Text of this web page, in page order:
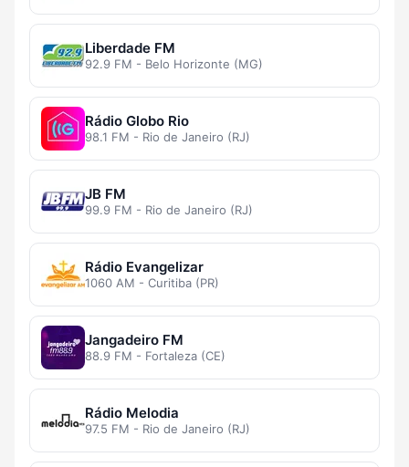
Liberdade FM
92.9 FM - Belo Horizonte (MG)
Rádio Globo Rio
98.1 FM - Rio de Janeiro (RJ)
JB FM
99.9 FM - Rio de Janeiro (RJ)
Rádio Evangelizar
1060 AM - Curitiba (PR)
Jangadeiro FM
88.9 FM - Fortaleza (CE)
Rádio Melodia
97.5 FM - Rio de Janeiro (RJ)